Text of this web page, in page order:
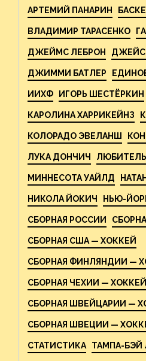
АРТЕМИЙ ПАНАРИН
ВЛАДИМИР ТАРАСЕНКО
ДЖЕЙМС ЛЕБРОН
ДЖИММИ БАТЛЕР
ИИХФ ИГОРЬ ШЕСТЁРКИН
КАРОЛИНА ХАРРИКЕЙНЗ
КОЛОРАДО ЭВЕЛАНШ
ЛУКА ДОНЧИЧ
МИННЕСОТА УАЙЛД
НИКОЛА ЙОКИЧ НЬЮ-
СБОРНАЯ РОССИИ
СБОРНАЯ США — ХОККЕЙ
СБОРНАЯ ФИНЛЯНДИИ —
СБОРНАЯ ЧЕХИИ — ХОККЕЙ
СБОРНАЯ ШВЕЙЦАРИИ —
СБОРНАЯ ШВЕЦИИ —
СТАТИСТИКА ТАМПА-БЭЙ